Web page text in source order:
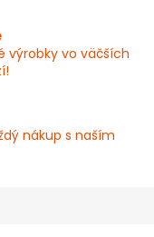
výrobky vo väčších
nákup s naším